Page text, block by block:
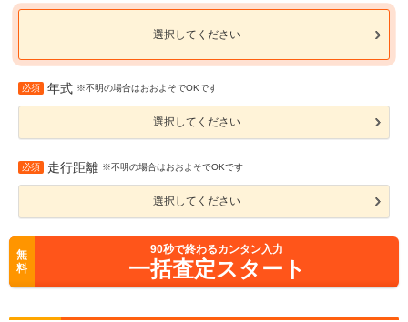
選択してください
必須 年式 ※不明の場合はおおよそでOKです
選択してください
必須 走行距離 ※不明の場合はおおよそでOKです
選択してください
無
料
90秒で終わるカンタン入力
一括査定スタート